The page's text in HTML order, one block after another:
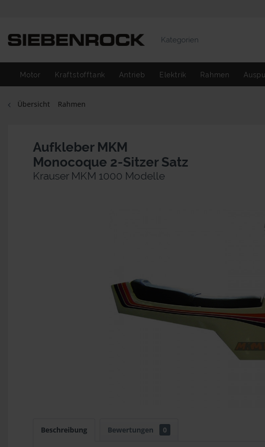
Kategorien
Motor Kraftstofftank Antrieb Elektrik Rahmen
Übersicht Rahmen
Aufkleber MKM
Monocoque 2-Sitzer Satz
Krauser MKM 1000 Modelle
Beschreibung Bewertungen 0